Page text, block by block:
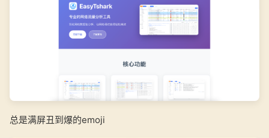
总是满屏丑到爆的emoji